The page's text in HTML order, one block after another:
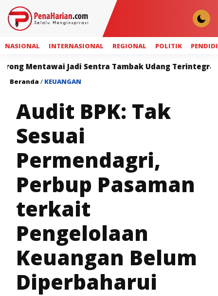
NASIONAL INTERNASIONAL REGIONAL POLITIK
Jadi Sentra Tambak Udang Terintegrasi
Beranda / KEUANGAN
Audit BPK: Tak
Sesuai
Permendagri,
Perbup Pasaman
terkait
Pengelolaan
Keuangan Belum
Diperbaharui